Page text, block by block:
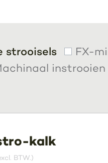
strooisels FX-
instrooien
kalk
BTW.)